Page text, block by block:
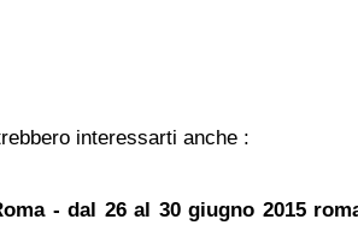
interessarti anche :
- dal 26 al 30 giugno 2015